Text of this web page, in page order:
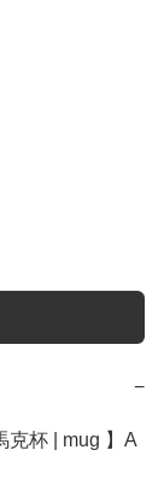
−
克杯 | mug 】﻿A